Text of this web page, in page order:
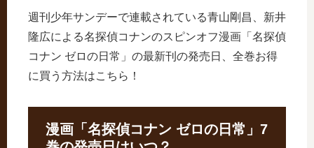
週刊少年サンデーで連載されている青山剛昌、新井
隆広による名探偵コナンのスピンオフ漫画「名探偵
コナン ゼロの日常」の最新刊の発売日、全巻お得
に買う方法はこちら！
漫画「名探偵コナン ゼロの日常」7